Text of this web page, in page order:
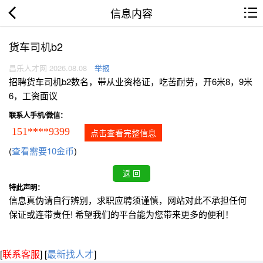
信息内容
货车司机b2
昌乐人才网 2026.08.08 举报
招聘货车司机b2数名，带从业资格证，吃苦耐劳，开6米8，9米
6，工资面议
联系人手机/微信：
151****9399 点击查看完整信息
(查看需要10金币)
特此声明：
信息真伪请自行辨别，求职应聘须谨慎，网站对此不承担任何
保证或连带责任! 希望我们的平台能为您带来更多的便利！
[联系客服] [最新找人才]